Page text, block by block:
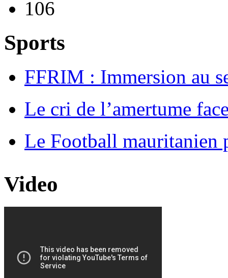
106
Sports
FFRIM : Immersion au
Le cri de l’amertume
Le Football mauritanien
Video